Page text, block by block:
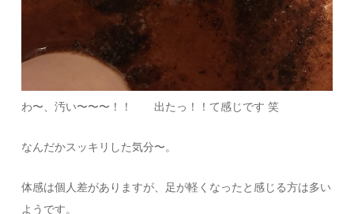
わ〜、汚い〜〜〜！！ 出たっ！！て感じです 笑
なんだかスッキリした気分〜。
体感は個人差がありますが、足が軽くなったと感じる方は多い
ようです。